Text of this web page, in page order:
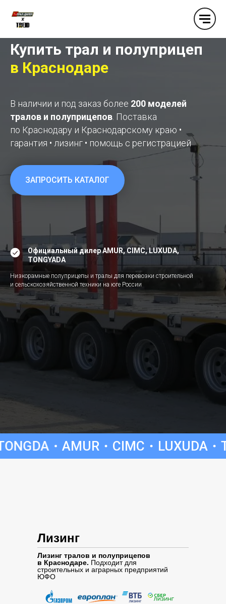
Купить трал и полуприцеп
в Краснодаре
В наличии и под заказ более 200 моделей
тралов и полуприцепов . Поставка
по Краснодару и Краснодарскому краю •
гарантия • лизинг • помощь с регистрацией
ЗАПРОСИТЬ КАТАЛОГ
Официальный дилер AMUR, CIMC, LUXUDA,
TONGYADA
Низкорамные полуприцепы и тралы для перевозки строительной
и сельскохозяйственной техники на юге России
CIMC LUXUDA TONGYADA
Лизинг тралов и полуприцепов
в Краснодаре. Подходит для
строительных и аграрных предприятий
ЮФО
Лизинг